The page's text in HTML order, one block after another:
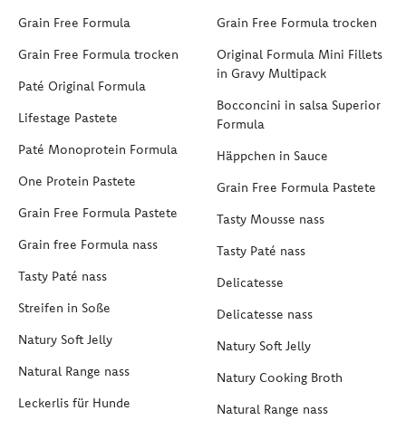
Grain Free Formula
Grain Free Formula trocken
Paté Original Formula
Lifestage Pastete
Paté Monoprotein Formula
One Protein Pastete
Grain Free Formula Pastete
Grain free Formula nass
Tasty Paté nass
Streifen in Soße
Natury Soft Jelly
Natural Range nass
Leckerlis für Hunde
Grain Free Formula trocken
Original Formula Mini Fillets
in Gravy Multipack
Bocconcini in salsa Superior
Formula
Häppchen in Sauce
Grain Free Formula Pastete
Tasty Mousse nass
Tasty Paté nass
Delicatesse
Delicatesse nass
Natury Soft Jelly
Natury Cooking Broth
Natural Range nass